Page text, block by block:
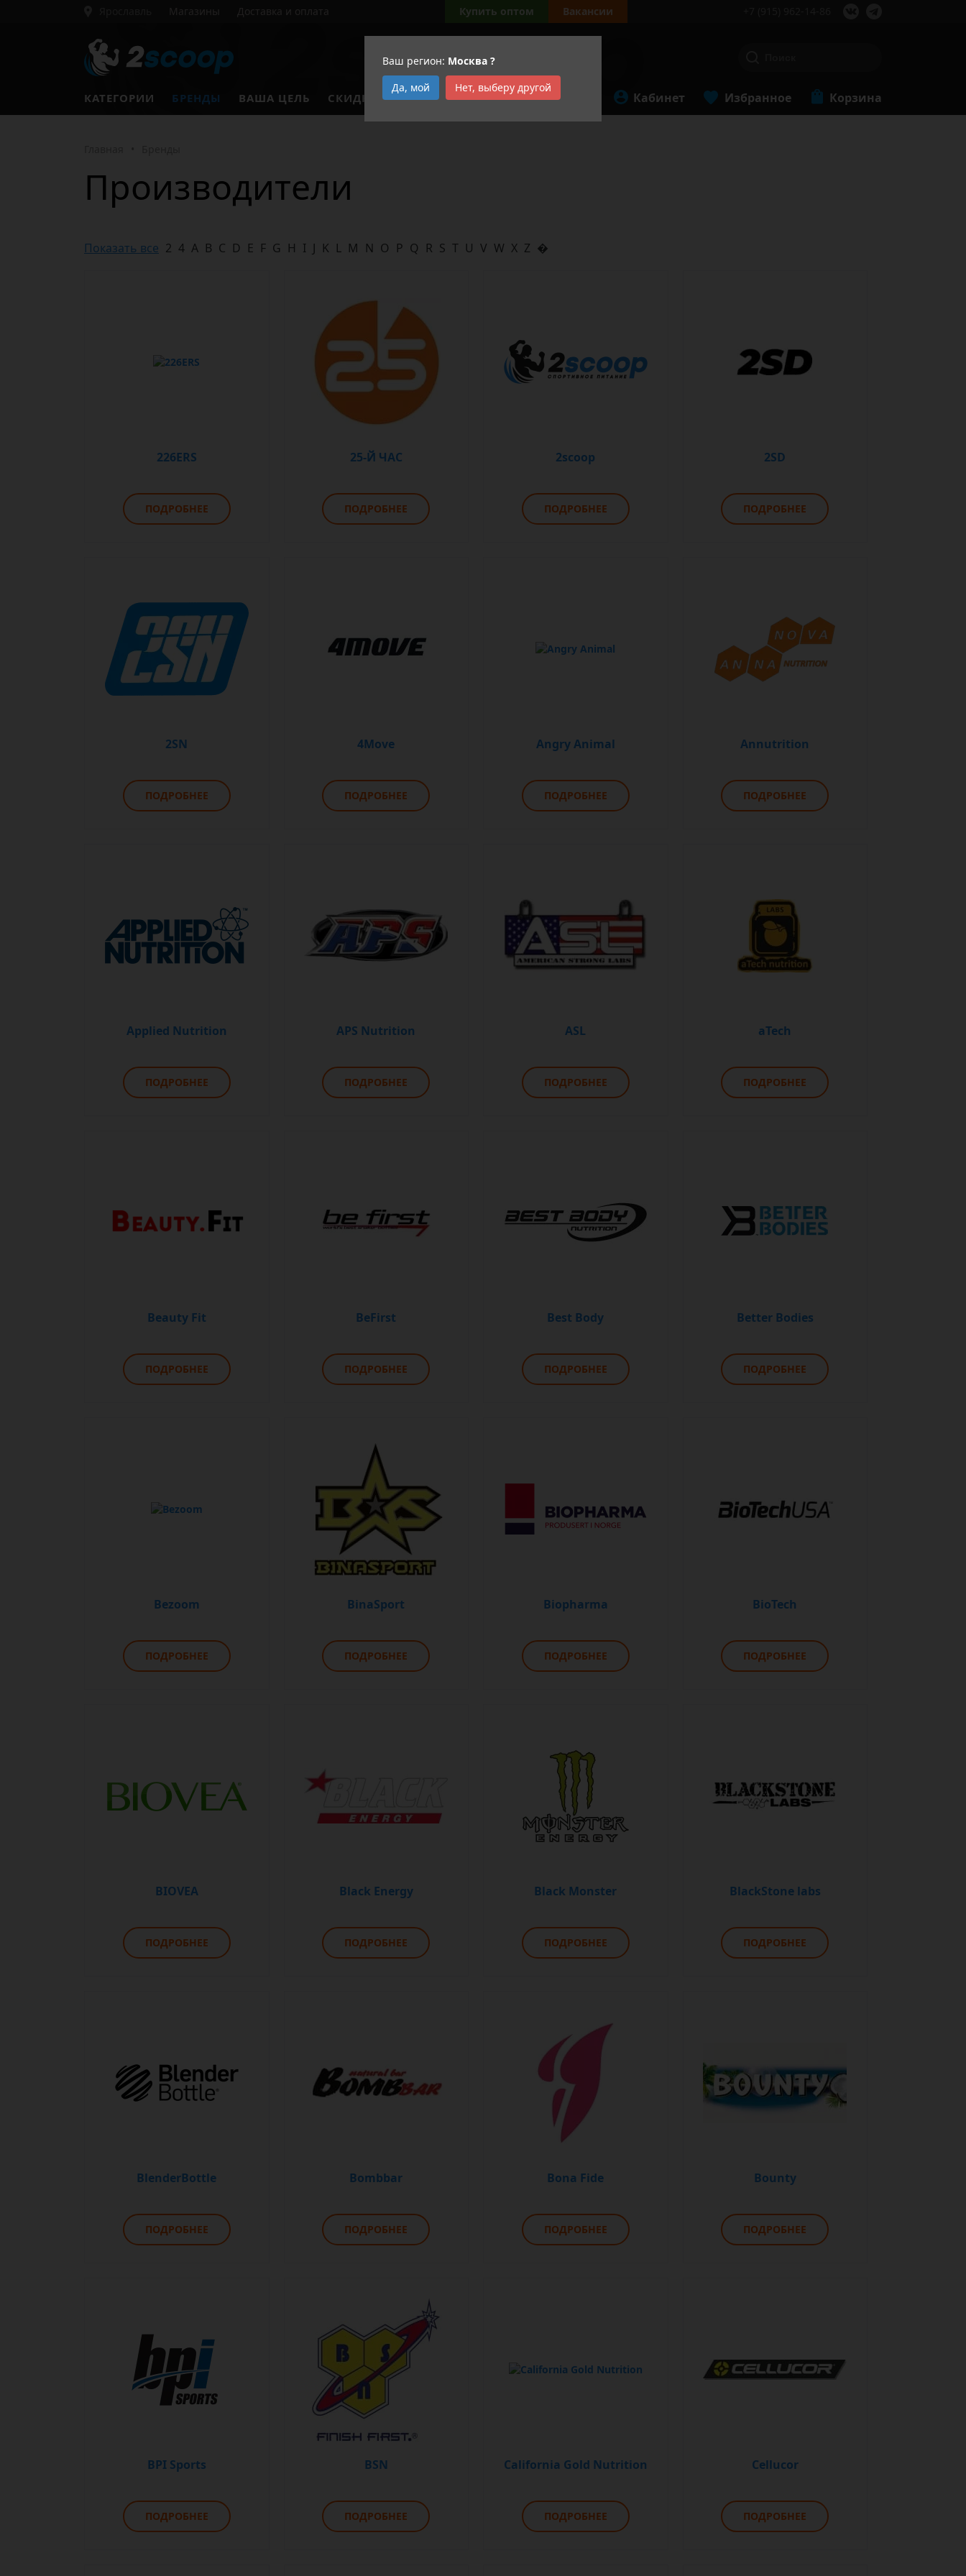
Ваш регион: Москва ?
Да, мой
Нет, выберу другой
Магазины Доставка и оплата Купить оптом Вакансии
КАТЕГОРИИ БРЕНДЫ ВАША ЦЕЛЬ СКИДКИ АКЦИИ Кабинет Избранное Корзина
Производители
Показать все 2 4 A B C D E F G H I J K L M N O P Q R S T U V W X Z �
226ERS
ПОДРОБНЕЕ
25-Й ЧАС
ПОДРОБНЕЕ
2scoop
ПОДРОБНЕЕ
2SD
ПОДРОБНЕЕ
2SN
ПОДРОБНЕЕ
4Move
ПОДРОБНЕЕ
Angry Animal
ПОДРОБНЕЕ
Annutrition
ПОДРОБНЕЕ
Applied Nutrition
ПОДРОБНЕЕ
APS Nutrition
ПОДРОБНЕЕ
ASL
ПОДРОБНЕЕ
aTech
ПОДРОБНЕЕ
Beauty Fit
ПОДРОБНЕЕ
BeFirst
ПОДРОБНЕЕ
Best Body
ПОДРОБНЕЕ
Better Bodies
ПОДРОБНЕЕ
Bezoom
ПОДРОБНЕЕ
BinaSport
ПОДРОБНЕЕ
Biopharma
ПОДРОБНЕЕ
BioTech
ПОДРОБНЕЕ
BIOVEA
ПОДРОБНЕЕ
Black Energy
ПОДРОБНЕЕ
Black Monster
ПОДРОБНЕЕ
BlackStone labs
ПОДРОБНЕЕ
BlenderBottle
ПОДРОБНЕЕ
Bombbar
ПОДРОБНЕЕ
Bona Fide
ПОДРОБНЕЕ
Bounty
ПОДРОБНЕЕ
BPI Sports
ПОДРОБНЕЕ
BSN
ПОДРОБНЕЕ
California Gold Nutrition
ПОДРОБНЕЕ
Cellucor
ПОДРОБНЕЕ